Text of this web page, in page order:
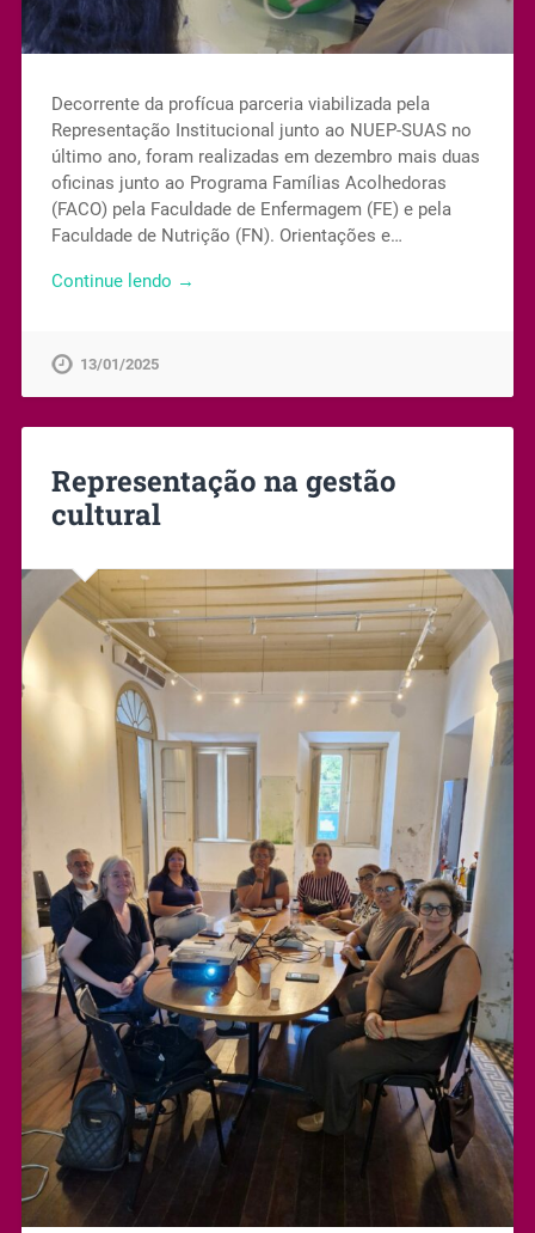
Decorrente da profícua parceria viabilizada pela
Representação Institucional junto ao NUEP-SUAS no
último ano, foram realizadas em dezembro mais duas
oficinas junto ao Programa Famílias Acolhedoras
(FACO) pela Faculdade de Enfermagem (FE) e pela
Faculdade de Nutrição (FN). Orientações e…
Continue lendo →
13/01/2025
Representação na gestão
cultural